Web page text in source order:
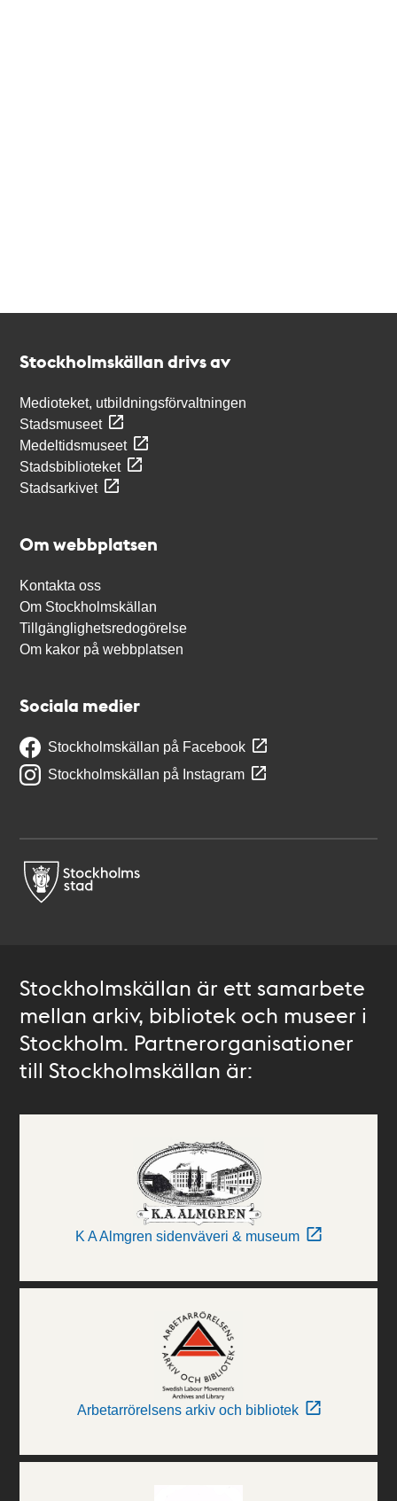
Stockholmskällan drivs av
Medioteket, utbildningsförvaltningen
Stadsmuseet
Medeltidsmuseet
Stadsbiblioteket
Stadsarkivet
Om webbplatsen
Kontakta oss
Om Stockholmskällan
Tillgänglighetsredogörelse
Om kakor på webbplatsen
Sociala medier
Stockholmskällan på Facebook
Stockholmskällan på Instagram
Stockholmskällan är ett samarbete
mellan arkiv, bibliotek och museer i
Stockholm. Partnerorganisationer
till Stockholmskällan är:
K A Almgren sidenväveri & museum
Arbetarrörelsens arkiv och bibliotek